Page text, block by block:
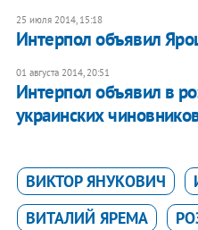
25 июля 2014, 15:18
Интерпол объявил
01 августа 2014, 20:51
Интерпол объявил в
украинских
ВИКТОР ЯНУКОВИЧ
ВИТАЛИЙ ЯРЕМА